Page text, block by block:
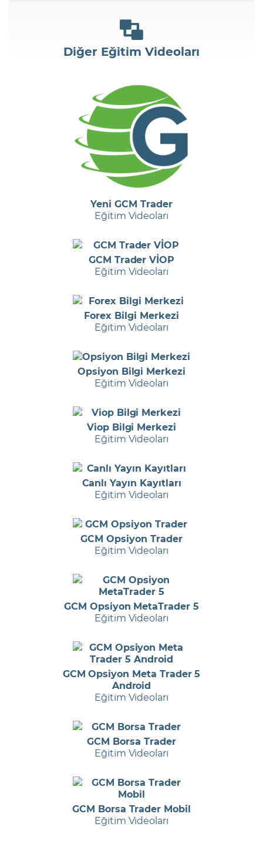
Diğer Eğitim Videoları
Yeni GCM Trader
Eğitim Videoları
GCM Trader VİOP
Eğitim Videoları
Forex Bilgi Merkezi
Eğitim Videoları
Opsiyon Bilgi Merkezi
Eğitim Videoları
Viop Bilgi Merkezi
Eğitim Videoları
Canlı Yayın Kayıtları
Eğitim Videoları
GCM Opsiyon Trader
Eğitim Videoları
GCM Opsiyon MetaTrader 5
Eğitim Videoları
GCM Opsiyon Meta Trader 5
Android
Eğitim Videoları
GCM Borsa Trader
Eğitim Videoları
GCM Borsa Trader Mobil
Eğitim Videoları